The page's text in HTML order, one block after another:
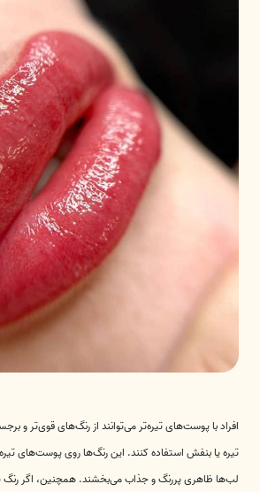
افراد با پوست‌های تیره‌تر می‌توانند از رنگ‌های قوی‌تر و
تیره یا بنفش استفاده کنند. این رنگ‌ها روی پوست‌های
لب‌ها ظاهری پررنگ و جذاب می‌بخشند. همچنین، اگر